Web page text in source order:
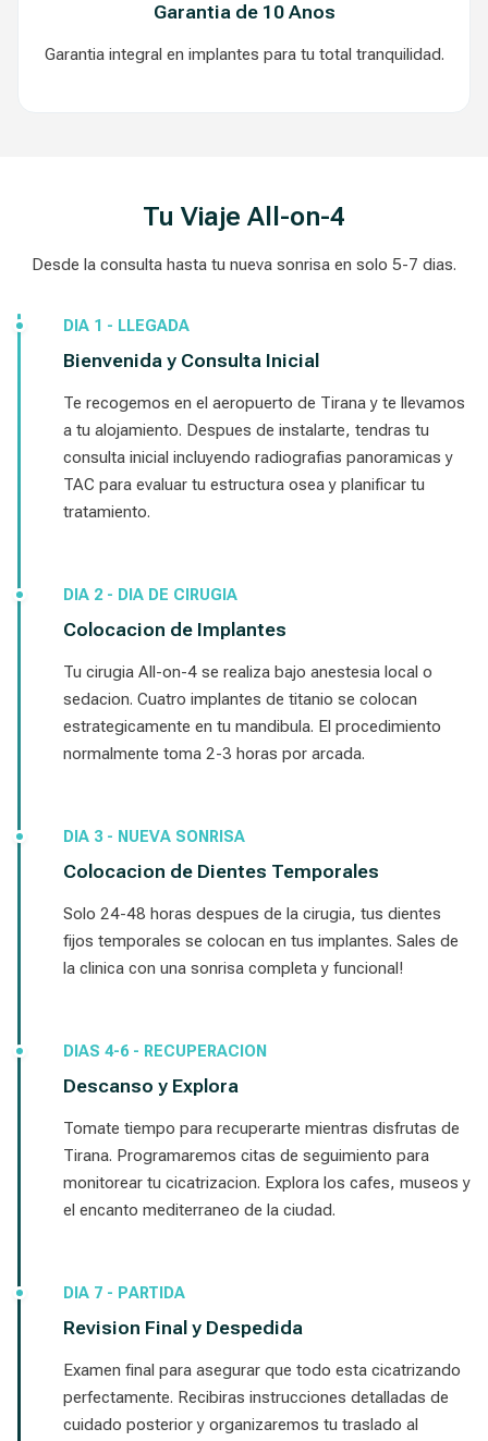
Garantia de 10 Anos
Garantia integral en implantes para tu total tranquilidad.
Tu Viaje All-on-4
Desde la consulta hasta tu nueva sonrisa en solo 5-7 dias.
DIA 1 - LLEGADA
Bienvenida y Consulta Inicial
Te recogemos en el aeropuerto de Tirana y te llevamos
a tu alojamiento. Despues de instalarte, tendras tu
consulta inicial incluyendo radiografias panoramicas y
TAC para evaluar tu estructura osea y planificar tu
tratamiento.
DIA 2 - DIA DE CIRUGIA
Colocacion de Implantes
Tu cirugia All-on-4 se realiza bajo anestesia local o
sedacion. Cuatro implantes de titanio se colocan
estrategicamente en tu mandibula. El procedimiento
normalmente toma 2-3 horas por arcada.
DIA 3 - NUEVA SONRISA
Colocacion de Dientes Temporales
Solo 24-48 horas despues de la cirugia, tus dientes
fijos temporales se colocan en tus implantes. Sales de
la clinica con una sonrisa completa y funcional!
DIAS 4-6 - RECUPERACION
Descanso y Explora
Tomate tiempo para recuperarte mientras disfrutas de
Tirana. Programaremos citas de seguimiento para
monitorear tu cicatrizacion. Explora los cafes, museos y
el encanto mediterraneo de la ciudad.
DIA 7 - PARTIDA
Revision Final y Despedida
Examen final para asegurar que todo esta cicatrizando
perfectamente. Recibiras instrucciones detalladas de
cuidado posterior y organizaremos tu traslado al